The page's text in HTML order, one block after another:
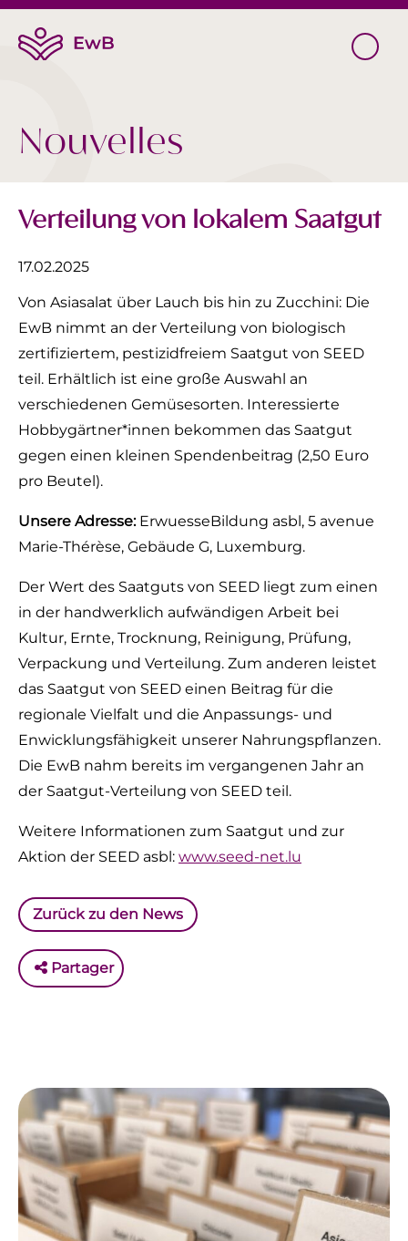
Nouvelles
Verteilung von lokalem Saatgut
17.02.2025
Von Asiasalat über Lauch bis hin zu Zucchini: Die
EwB nimmt an der Verteilung von biologisch
zertifiziertem, pestizidfreiem Saatgut von SEED
teil. Erhältlich ist eine große Auswahl an
verschiedenen Gemüsesorten. Interessierte
Hobbygärtner*innen bekommen das Saatgut
gegen einen kleinen Spendenbeitrag (2,50 Euro
pro Beutel).
Unsere Adresse:ErwuesseBildung asbl, 5 avenue
Marie-Thérèse, Gebäude G, Luxemburg.
Der Wert des Saatguts von SEED liegt zum einen
in der handwerklich aufwändigen Arbeit bei
Kultur, Ernte, Trocknung, Reinigung, Prüfung,
Verpackung und Verteilung. Zum anderen leistet
das Saatgut von SEED einen Beitrag für die
regionale Vielfalt und die Anpassungs- und
Enwicklungsfähigkeit unserer Nahrungspflanzen.
Die EwB nahm bereits im vergangenen Jahr an
der Saatgut-Verteilung von SEED teil.
Weitere Informationen zum Saatgut und zur
Aktion der SEED asbl: www.seed-net.lu
Zurück zu den News
Partager